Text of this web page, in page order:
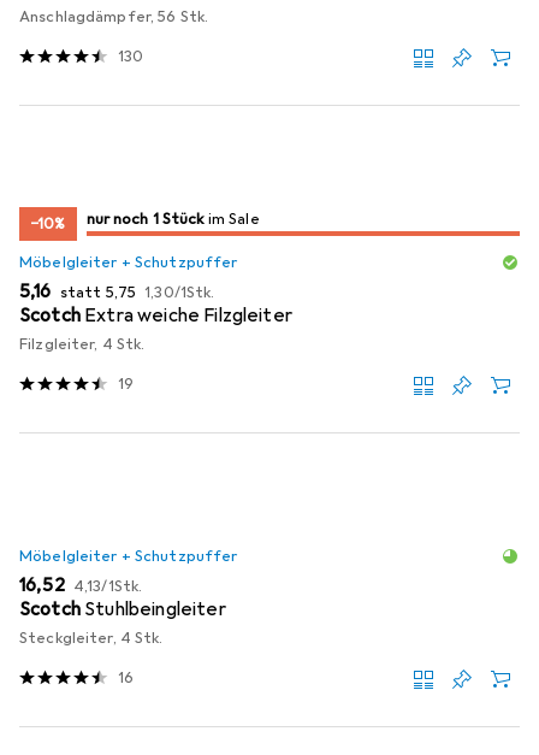
Anschlagdämpfer, 56 Stk.
130
−10% noch 1 Stückim Sale
nur noch 1 Stück im Sale
Möbelgleiter + Schutzpuffer
EUR
5,16 statt EUR
5,75 EUR
1,30/1Stk.
Scotch Extra weiche Filzgleiter
Filzgleiter, 4 Stk.
19
Möbelgleiter + Schutzpuffer
EUR
16,52 EUR
4,13/1Stk.
Scotch Stuhlbeingleiter
Steckgleiter, 4 Stk.
16